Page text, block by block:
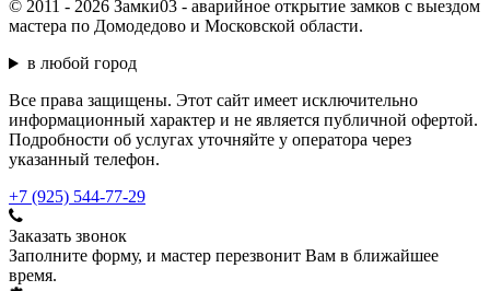
© 2011 - 2026 Замки03 - аварийное открытие замков с выездом
мастера по Домодедово и Московской области.
в любой город
Все права защищены. Этот сайт имеет исключительно
информационный характер и не является публичной офертой.
Подробности об услугах уточняйте у оператора через
указанный телефон.
+7 (925) 544-77-29
Заказать звонок
Заполните форму, и мастер перезвонит Вам в ближайшее
время.